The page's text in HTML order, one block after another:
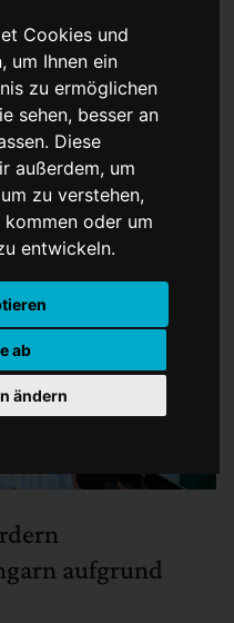
Cookies und
um Ihnen ein
zu ermöglichen
sehen, besser an
Diese
außerdem, um
zu verstehen,
kommen oder um
entwickeln.
ab
ändern
Was
aufgrund